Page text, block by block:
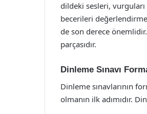
dildeki sesleri,
becerileri
de son derece
parçasıdır.
Dinleme Sınavı
Dinleme sınavlarının
olmanın ilk adımıdır.